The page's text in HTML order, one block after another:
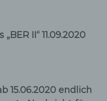
II“ 11.09.2020
15.06.2020 endlich